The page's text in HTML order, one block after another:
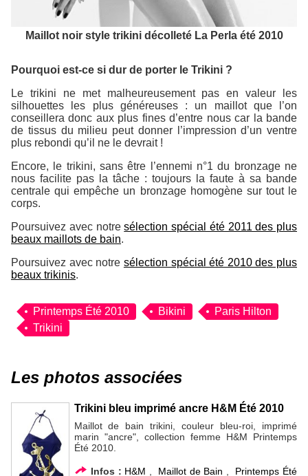
Maillot noir style trikini décolleté La Perla été 2010
Pourquoi est-ce si dur de porter le Trikini ?
Le trikini ne met malheureusement pas en valeur les
silhouettes les plus généreuses : un maillot que l’on
conseillera donc aux plus fines d’entre nous car la bande
de tissus du milieu peut donner l’impression d’un ventre
plus rebondi qu’il ne le devrait !
Encore, le trikini, sans être l’ennemi n°1 du bronzage ne
nous facilite pas la tâche : toujours la faute à sa bande
centrale qui empêche un bronzage homogène sur tout le
corps.
Poursuivez avec notresélection spécial été 2011 des plus
beaux maillots de bain.
Poursuivez avec notre sélection spécial été 2010 des plus
beaux trikinis.
Printemps Été 2010 Bikini
Paris Hilton
Trikini
Les photos associées
Trikini bleu imprimé ancre H&M Été 2010
Maillot de bain trikini, couleur bleu-roi, imprimé
marin "ancre", collection femme H&M Printemps
Été 2010.
Infos : H&M , Maillot de Bain , Printemps Été